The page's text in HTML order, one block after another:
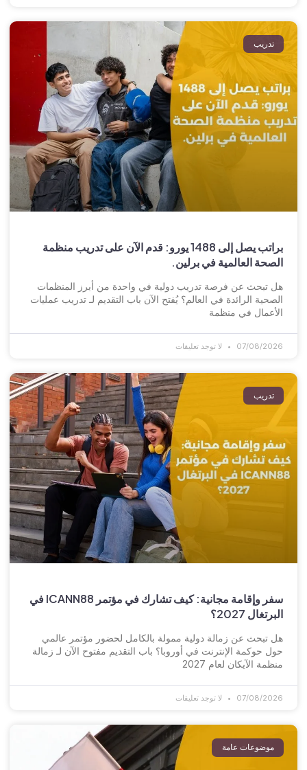
تدريب
براتب يصل إلى 1488 يورو: قدم الآن على تدريب منظمة
الصحة العالمية في برلين.
هل تبحث عن فرصة تدريب دولية في واحدة من أبرز المنظمات
الصحية الرائدة في العالم؟ يُفتح الآن باب التقديم لـ تدريب عمليات
الأعمال في منظمة
07/08/2026 لا توجد تعليقات
تدريب
سفر وإقامة مجانية: كيف تشارك في مؤتمر ICANN88 في
البرتغال 2027؟
هل تبحث عن زمالة دولية ممولة بالكامل لحضور مؤتمر عالمي
حول حوكمة الإنترنت في أوروبا؟ باب التقديم مفتوح الآن لـ زمالة
منظمة الآيكان لعام 2027
07/08/2026 لا توجد تعليقات
موضوعات عامة